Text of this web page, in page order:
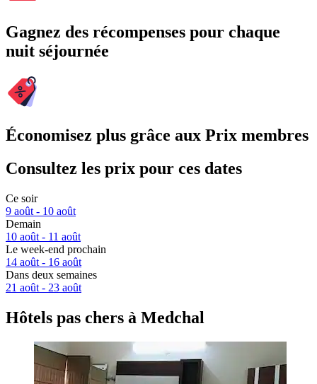
Gagnez des récompenses pour chaque
nuit séjournée
Économisez plus grâce aux Prix membres
Consultez les prix pour ces dates
Ce soir
9 août - 10 août
Demain
10 août - 11 août
Le week-end prochain
14 août - 16 août
Dans deux semaines
21 août - 23 août
Hôtels pas chers à Medchal